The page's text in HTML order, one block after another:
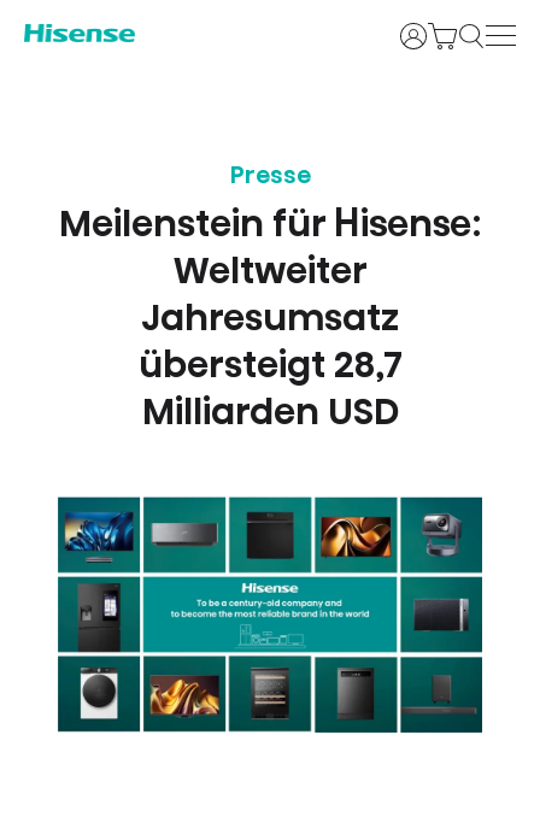
Anmelden
Presse
Meilenstein für Hisense:
Weltweiter
Jahresumsatz
übersteigt 28,7
Milliarden USD